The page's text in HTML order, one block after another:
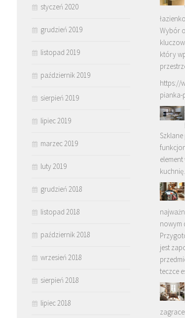
Wybór
który
https://
pianka-
nowym
jest
teczce
styczeń 2020
grudzień 2019
listopad 2019
październik 2019
sierpień 2019
lipiec 2019
marzec 2019
luty 2019
grudzień 2018
listopad 2018
październik 2018
wrzesień 2018
sierpień 2018
lipiec 2018